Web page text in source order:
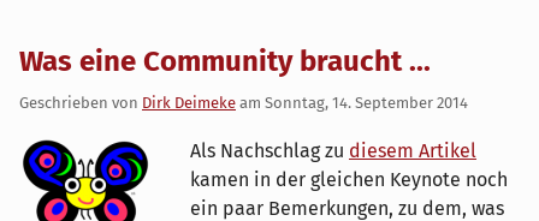
Was eine Community braucht ...
Geschrieben von Dirk Deimeke am Sonntag, 14. September 2014
Als Nachschlag zu diesem Artikel
kamen in der gleichen Keynote noch
ein paar Bemerkungen, zu dem, was